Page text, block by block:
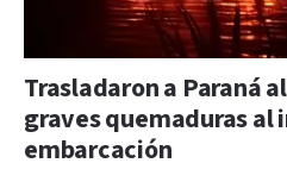
Trasladaron a Paraná
graves quemaduras al
embarcación